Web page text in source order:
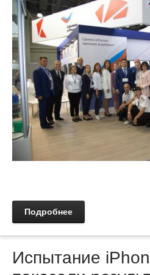
Подробнее
Испытание